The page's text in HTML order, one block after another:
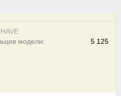
5 125
модели: